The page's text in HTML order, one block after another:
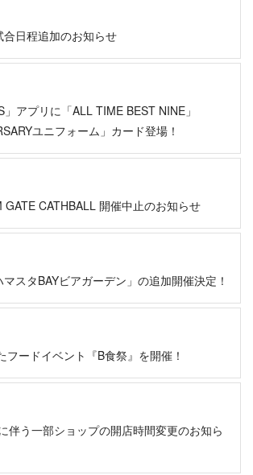
日程追加のお知らせ
」アプリに「ALL TIME BEST NINE」
ユニフォーム」カード登場！
CATHBALL 開催中止のお知らせ
スタBAYビアガーデン」の追加開催決定！
フードイベント『B食祭』を開催！
伴う一部ショップの開店時間変更のお知ら